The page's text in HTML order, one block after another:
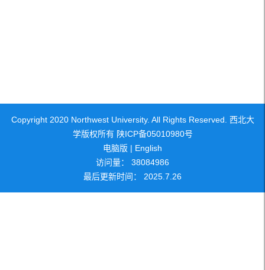
Copyright 2020 Northwest University. All Rights Reserved. 西北大
学版权所有 陕ICP备05010980号
电脑版 | English
访问量： 38084986
最后更新时间： 2025 7 26